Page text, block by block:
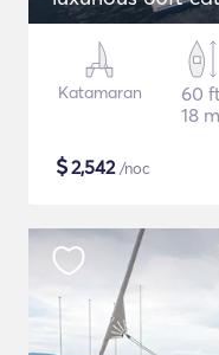
Katamaran
60
18 m
$2,542/noc